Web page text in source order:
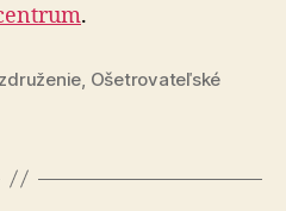
.
Ošetrovateľské